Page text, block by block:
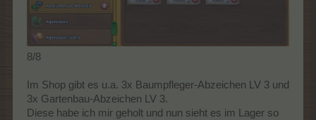
8/8
Im Shop gibt es u.a. 3x Baumpfleger-Abzeichen LV 3 und
3x Gartenbau-Abzeichen LV 3.
Diese habe ich mir geholt und nun sieht es im Lager so